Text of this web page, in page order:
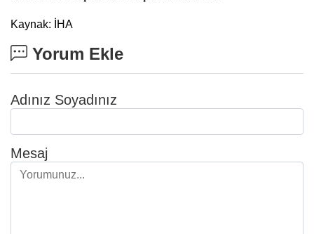
Kaynak: İHA
Yorum Ekle
Adınız Soyadınız
Mesaj